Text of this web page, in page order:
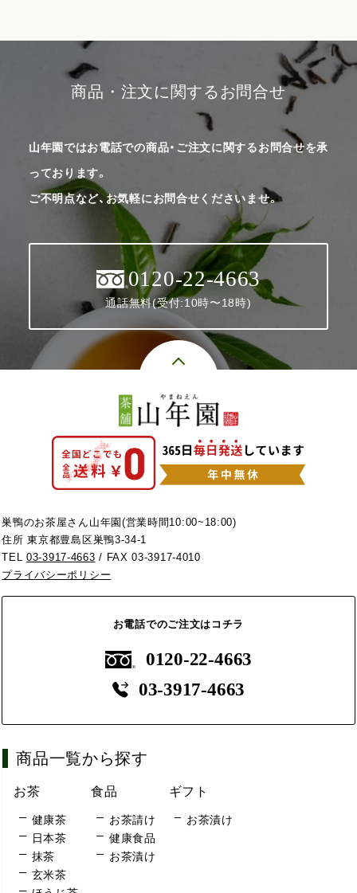
商品・注文に関するお問合せ
山年園ではお電話での商品・ご注文に関するお問合せを承
っております。
ご不明点など、お気軽にお問合せくださいませ。
0120-22-4663
通話無料(受付:10時〜18時)
巣鴨のお茶屋さん山年園(営業時間10:00~18:00)
住所 東京都豊島区巣鴨3-34-1
TEL03-3917-4663 / FAX 03-3917-4010
プライバシーポリシー
お電話でのご注文はコチラ
0120-22-4663
03-3917-4663
商品一覧から探す
お茶
健康茶
日本茶
抹茶
玄米茶
食品
お茶請け
健康食品
お茶漬け
ギフト
お茶漬け